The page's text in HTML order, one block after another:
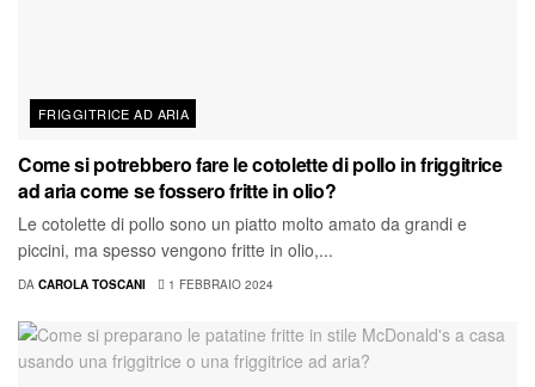
FRIGGITRICE AD ARIA
Come si potrebbero fare le cotolette di pollo in friggitrice
ad aria come se fossero fritte in olio?
Le cotolette di pollo sono un piatto molto amato da grandi e
piccini, ma spesso vengono fritte in olio,...
DA CAROLA TOSCANI 1 FEBBRAIO 2024